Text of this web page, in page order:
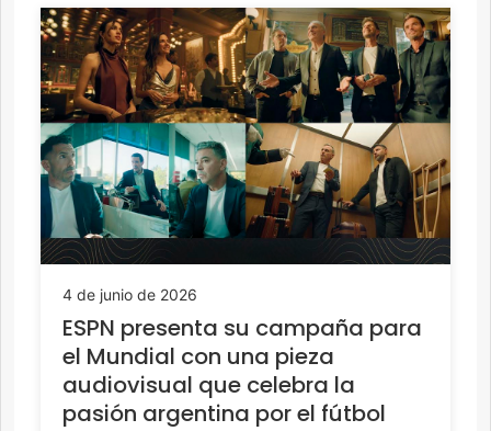
4 de junio de 2026
ESPN presenta su campaña para
el Mundial con una pieza
audiovisual que celebra la
pasión argentina por el fútbol